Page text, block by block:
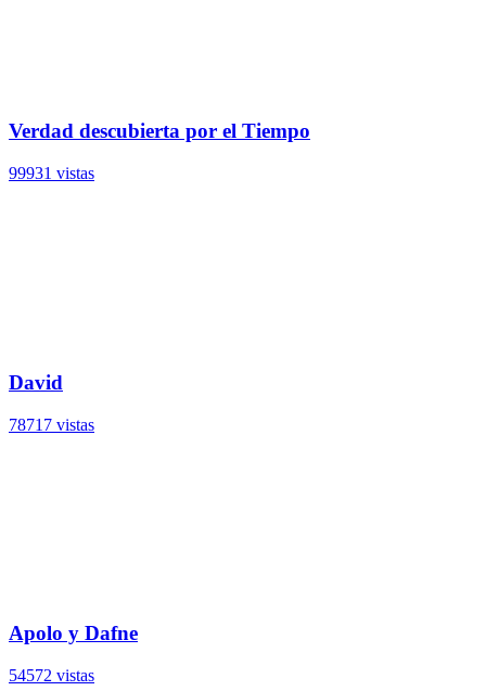
Verdad descubierta por el Tiempo
99931 vistas
David
78717 vistas
Apolo y Dafne
54572 vistas